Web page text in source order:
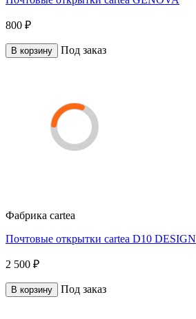
800 ₽
В корзину Под заказ
Фабрика cartea
Почтовые открытки cartea D10 DESIGN
2 500 ₽
В корзину Под заказ